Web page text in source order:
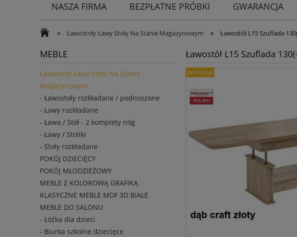
NASZA FIRMA BEZPŁATNE PRÓBKI GWARANCJA
» Ławostoły Ławy Stoły Na Stanie Magazynowym » Ławostół L15 Szuflada
MEBLE
Ławostoły Ławy Stoły Na Stanie
Magazynowym
- Ławostoły rozkładane / podnoszone
- Ławy rozkładane
- Ława / Stół - 2 komplety nóg
- Ławy / Stoliki
- Stoły rozkładane
POKÓJ DZIECIĘCY
POKÓJ MŁODZIEŻOWY
MEBLE Z KOLOROWĄ GRAFIKĄ
KLASYCZNE MEBLE MDF 3D BIAŁE
MEBLE DO SALONU
- Łóżka dla dzieci
- Biurka szkolne dziecięce
Ławostół L15 Szuflada
promocja